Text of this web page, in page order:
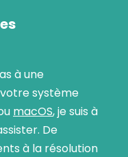
à une
système
macOS, je suis à
De
à la résolution